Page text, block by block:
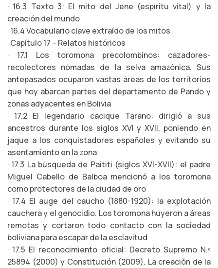
· 16.3 Texto 3: El mito del Jene (espíritu vital) y la
creación del mundo
· 16.4 Vocabulario clave extraído de los mitos
· Capítulo 17 – Relatos históricos
· 17.1 Los toromona precolombinos: cazadores-
recolectores nómadas de la selva amazónica. Sus
antepasados ocuparon vastas áreas de los territorios
que hoy abarcan partes del departamento de Pando y
zonas adyacentes en Bolivia
· 17.2 El legendario cacique Tarano: dirigió a sus
ancestros durante los siglos XVI y XVII, poniendo en
jaque a los conquistadores españoles y evitando su
asentamiento en la zona
· 17.3 La búsqueda de Paititi (siglos XVI-XVII): el padre
Miguel Cabello de Balboa mencionó a los toromona
como protectores de la ciudad de oro
· 17.4 El auge del caucho (1880-1920): la explotación
cauchera y el genocidio. Los toromona huyeron a áreas
remotas y cortaron todo contacto con la sociedad
boliviana para escapar de la esclavitud
· 17.5 El reconocimiento oficial: Decreto Supremo N.º
25894 (2000) y Constitución (2009). La creación de la